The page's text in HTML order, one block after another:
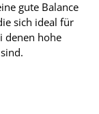
gute Balance
sich ideal für
denen hohe